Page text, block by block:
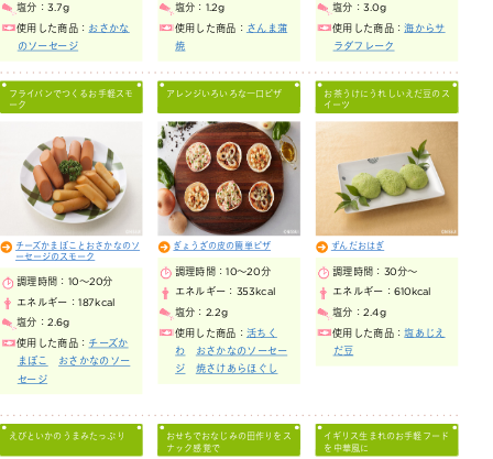
塩分：3.7g
使用した商品： おさかな
のソーセージ
塩分： 1.2g
使用した商品： さんま蒲
焼
塩分： 3.0g
使用した商品：海からサ
ラダフレーク
フライパンでつくるお手軽スモ
ーク
チーズかまぼことおさかなのソ
ーセージのスモーク
調理時間： 10～20分
エネルギー：187kcal
塩分：2.6g
使用した商品： チーズか
まぼこ
おさかなのソー
セージ
アレンジいろいろな一口ピザ
ぎょうざの皮の簡単ピザ
調理時間：10～20分
エネルギー： 353kcal
塩分： 2.2g
使用した商品： 活ちく
わ
おさかなのソーセー
ジ 焼さけあらほぐし
お茶うけにうれしいえだ豆のス
イーツ
ずんだおはぎ
調理時間： 30分～
エネルギー： 610kcal
塩分： 2.4g
使用した商品：塩あじえ
だ豆
えびといかのうまみたっぷり
おせちでおなじみの田作りをス
ナック感覚で
イギリス生まれのお手軽フード
を中華風に